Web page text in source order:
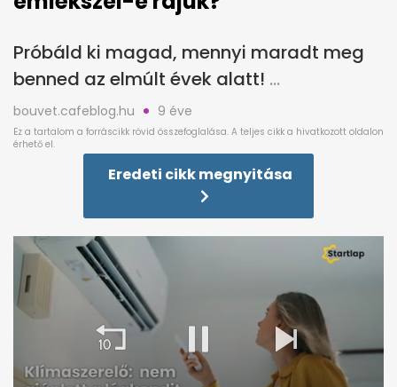
Próbáld ki magad, mennyi maradt meg
benned az elmúlt évek alatt!
bouvet.cafeblog.hu 9 éve
Eredeti cikk megnyitása